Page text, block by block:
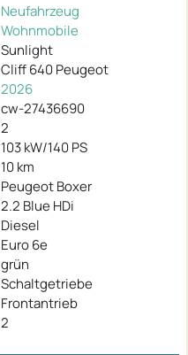
Neufahrzeug
Wohnmobile
Sunlight
Cliff 640 Peugeot
2026
cw-27436690
2
103 kW/140 PS
10 km
Peugeot Boxer
2.2 Blue HDi
Diesel
Euro 6e
grün
Schaltgetriebe
Frontantrieb
2